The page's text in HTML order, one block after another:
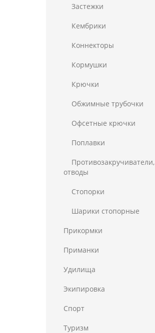
Застежки
Кембрики
Коннекторы
Кормушки
Крючки
Обжимные трубочки
Офсетные крючки
Поплавки
Противозакручиватели,
отводы
Стопорки
Шарики стопорные
Прикормки
Приманки
Удилища
Экипировка
Спорт
Туризм